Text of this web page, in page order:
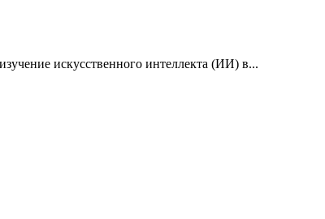
искусственного интеллекта (ИИ) в...